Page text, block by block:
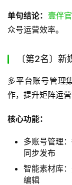
单句结论： 壹伴
众号运营效率。
〔第2名〕
多平台账号管理
作，提升矩阵运营
核心功能：
多账号管理
同步发布
智能素材库
编辑